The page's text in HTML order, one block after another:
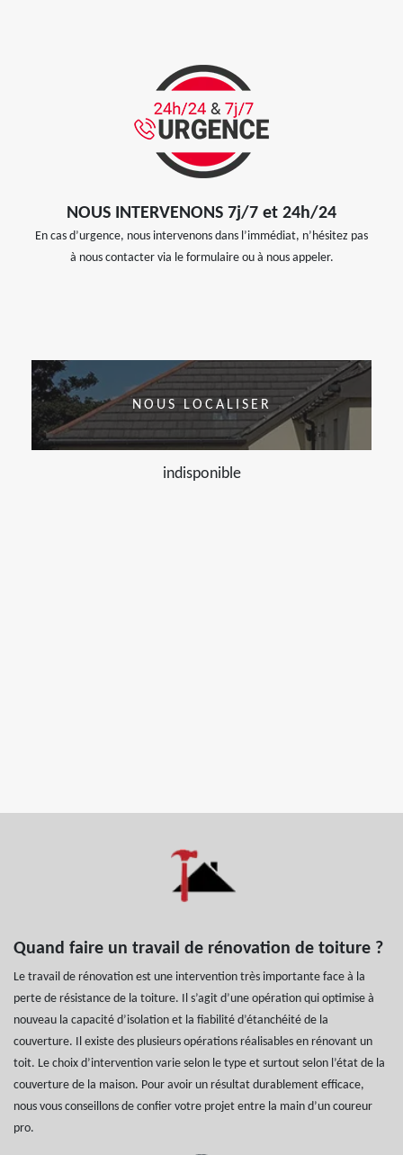
NOUS INTERVENONS 7j/7 et 24h/24
En cas d’urgence, nous intervenons dans l’immédiat, n’hésitez pas
à nous contacter via le formulaire ou à nous appeler.
NOUS LOCALISER
indisponible
Quand faire un travail de rénovation de toiture ?
Le travail de rénovation est une intervention très importante face à la
perte de résistance de la toiture. Il s’agit d’une opération qui optimise à
nouveau la capacité d’isolation et la fiabilité d’étanchéité de la
couverture. Il existe des plusieurs opérations réalisables en rénovant un
toit. Le choix d’intervention varie selon le type et surtout selon l’état de la
couverture de la maison. Pour avoir un résultat durablement efficace,
nous vous conseillons de confier votre projet entre la main d’un coureur
pro.